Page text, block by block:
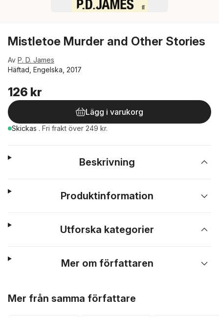
Mistletoe Murder and Other Stories
Av P. D. James
Häftad, Engelska, 2017
126 kr
Lägg i varukorg
Skickas . Fri frakt över 249 kr.
Beskrivning
Produktinformation
Utforska kategorier
Mer om författaren
Mer från samma författare